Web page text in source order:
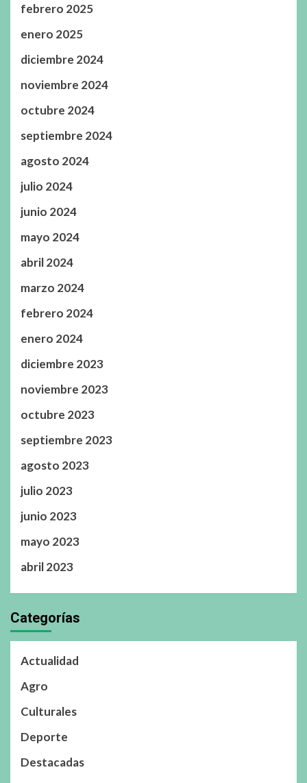
febrero 2025
enero 2025
diciembre 2024
noviembre 2024
octubre 2024
septiembre 2024
agosto 2024
julio 2024
junio 2024
mayo 2024
abril 2024
marzo 2024
febrero 2024
enero 2024
diciembre 2023
noviembre 2023
octubre 2023
septiembre 2023
agosto 2023
julio 2023
junio 2023
mayo 2023
abril 2023
Categorías
Actualidad
Agro
Culturales
Deporte
Destacadas